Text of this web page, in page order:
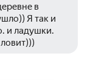
в
Я так и
и ладушки.